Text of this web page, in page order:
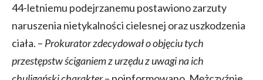
44-letniemu podejrzanemu postawiono zarzuty
naruszenia nietykalności cielesnej oraz uszkodzenia
ciała. – Prokurator zdecydował o objęciu tych
przestępstw ściganiem z urzędu z uwagi na ich